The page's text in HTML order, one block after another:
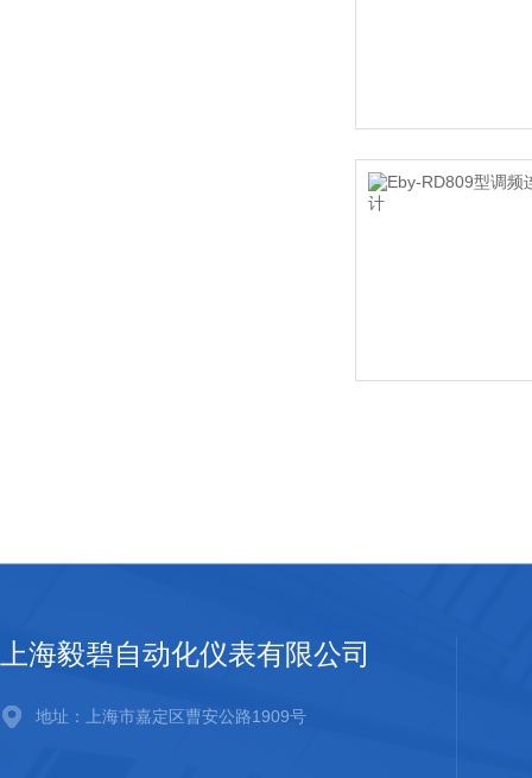
上海毅碧自动化仪表有限公司
地址：上海市嘉定区曹安公路1909号